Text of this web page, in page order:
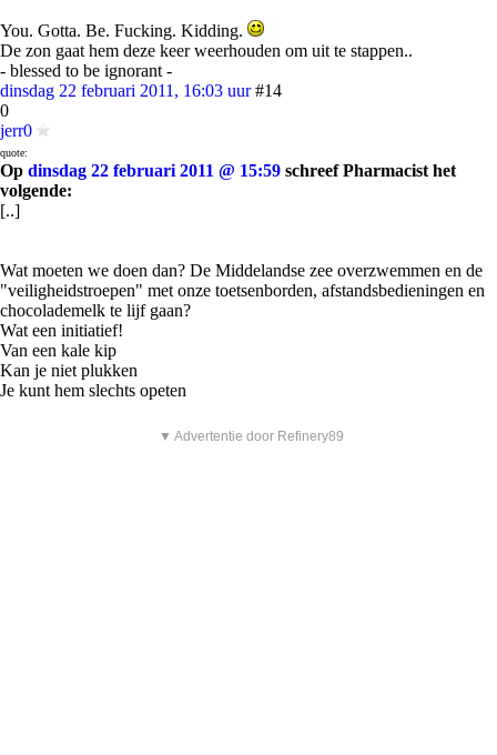
You. Gotta. Be. Fucking. Kidding.
De zon gaat hem deze keer weerhouden om uit te stappen..
- blessed to be ignorant -
dinsdag 22 februari 2011, 16:03 uur #14
0
jerr0
quote:
Op dinsdag 22 februari 2011 @ 15:59 schreef Pharmacist het
volgende:
[..]
Wat moeten we doen dan? De Middelandse zee overzwemmen en de
"veiligheidstroepen" met onze toetsenborden, afstandsbedieningen en
chocolademelk te lijf gaan?
Wat een initiatief!
Van een kale kip
Kan je niet plukken
Je kunt hem slechts opeten
▼ Advertentie door Refinery89